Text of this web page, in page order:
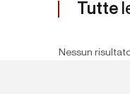
Tutte
Nessun